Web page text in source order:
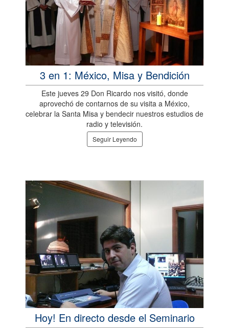
3 en 1: México, Misa y Bendición
Este jueves 29 Don Ricardo nos visitó, donde
aprovechó de contarnos de su visita a México,
celebrar la Santa Misa y bendecir nuestros estudios de
radio y televisión.
Seguir Leyendo
Hoy! En directo desde el Seminario